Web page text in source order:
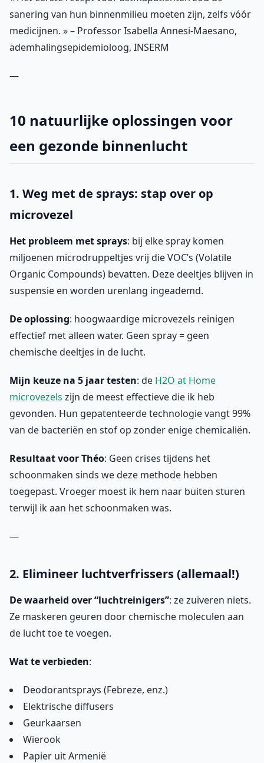
sanering van hun binnenmilieu moeten zijn, zelfs vóór
medicijnen. » – Professor Isabella Annesi-Maesano,
ademhalingsepidemioloog, INSERM
—
10 natuurlijke oplossingen voor
een gezonde binnenlucht
1. Weg met de sprays: stap over op
microvezel
Het probleem met sprays: bij elke spray komen
miljoenen microdruppeltjes vrij die VOC’s (Volatile
Organic Compounds) bevatten. Deze deeltjes blijven in
suspensie en worden urenlang ingeademd.
De oplossing: hoogwaardige microvezels reinigen
effectief met alleen water. Geen spray = geen
chemische deeltjes in de lucht.
Mijn keuze na 5 jaar testen: de H2O at Home
microvezels zijn de meest effectieve die ik heb
gevonden. Hun gepatenteerde technologie vangt 99%
van de bacteriën en stof op zonder enige chemicaliën.
Resultaat voor Théo: Geen crises tijdens het
schoonmaken sinds we deze methode hebben
toegepast. Vroeger moest ik hem naar buiten sturen
terwijl ik aan het schoonmaken was.
—
2. Elimineer luchtverfrissers (allemaal!)
De waarheid over “luchtreinigers”: ze zuiveren niets.
Ze maskeren geuren door chemische moleculen aan
de lucht toe te voegen.
Wat te verbieden:
Deodorantsprays (Febreze, enz.)
Elektrische diffusers
Geurkaarsen
Wierook
Papier uit Armenië